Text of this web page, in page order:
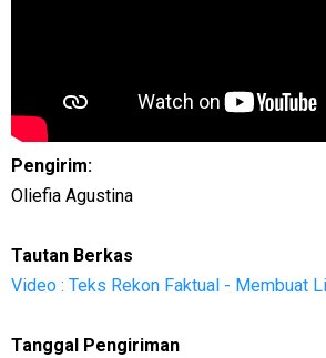
Pengirim:
Oliefia Agustina
Tautan Berkas
Video : Teks Rekon Faktual - Membuat
Tanggal Pengiriman